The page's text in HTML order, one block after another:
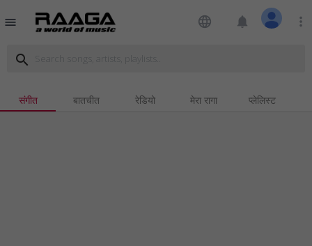
menu language notifications more_vert
search
संगीत बातचीत रेडियो मेरा रागा प्लेलिस्ट